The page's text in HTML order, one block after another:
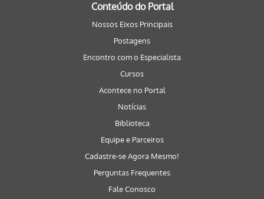
Conteúdo do Portal
Nossos Eixos Principais
Postagens
Encontro com o Especialista
Cursos
Acontece no Portal
Notícias
Biblioteca
Equipe e Parceiros
Cadastre-se Agora Mesmo!
Perguntas Frequentes
Fale Conosco